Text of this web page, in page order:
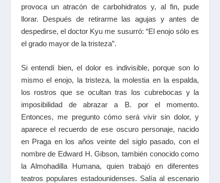
provoca un atracón de carbohidratos y, al fin, pude
llorar. Después de retirarme las agujas y antes de
despedirse, el doctor Kyu me susurró: “El enojo sólo es
el grado mayor de la tristeza”.
Si entendí bien, el dolor es indivisible, porque son lo
mismo el enojo, la tristeza, la molestia en la espalda,
los rostros que se ocultan tras los cubrebocas y la
imposibilidad de abrazar a B. por el momento.
Entonces, me pregunto cómo será vivir sin dolor, y
aparece el recuerdo de ese oscuro personaje, nacido
en Praga en los años veinte del siglo pasado, con el
nombre de Edward H. Gibson, también conocido como
la Almohadilla Humana, quien trabajó en diferentes
teatros populares estadounidenses. Salía al escenario